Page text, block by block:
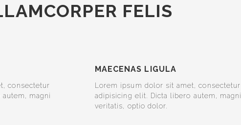
FELIS
consectetur
magni
MAECENAS LIGULA
Lorem ipsum dolor sit amet, consectetur
adipisicing elit. Dicta libero autem, magni
veritatis, optio dolor.